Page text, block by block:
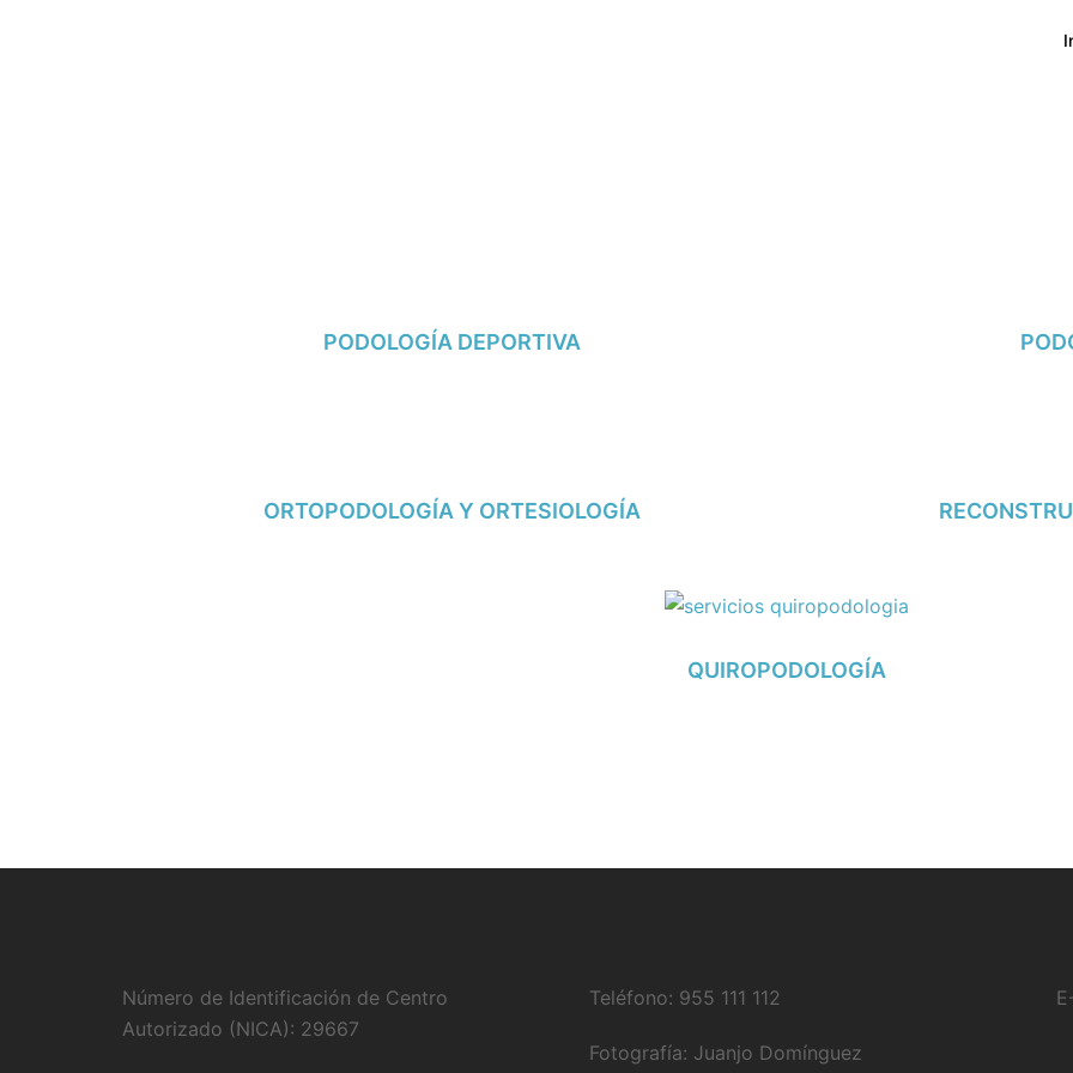
PODOLOGÍA DEPORTIVA
ORTOPODOLOGÍA Y ORTESIOLOGÍA
QUIROPODOLOGÍA
Número de Identificación de Centro
Autorizado (NICA): 29667
Teléfono: 955 111 112
Fotografía: Juanjo Domínguez